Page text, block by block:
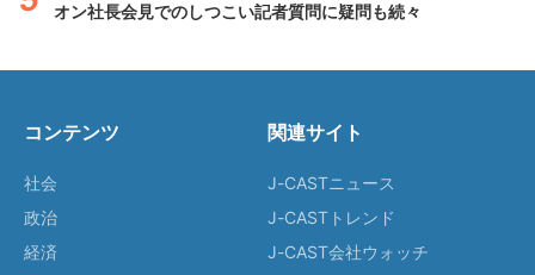
オン社長会見でのしつこい記者質問に疑問も続々
コンテンツ
社会
政治
経済
関連サイト
J-CASTニュース
J-CASTトレンド
J-CAST会社ウォッチ